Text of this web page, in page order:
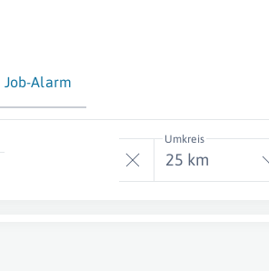
Job-Alarm
Umkreis
25 km